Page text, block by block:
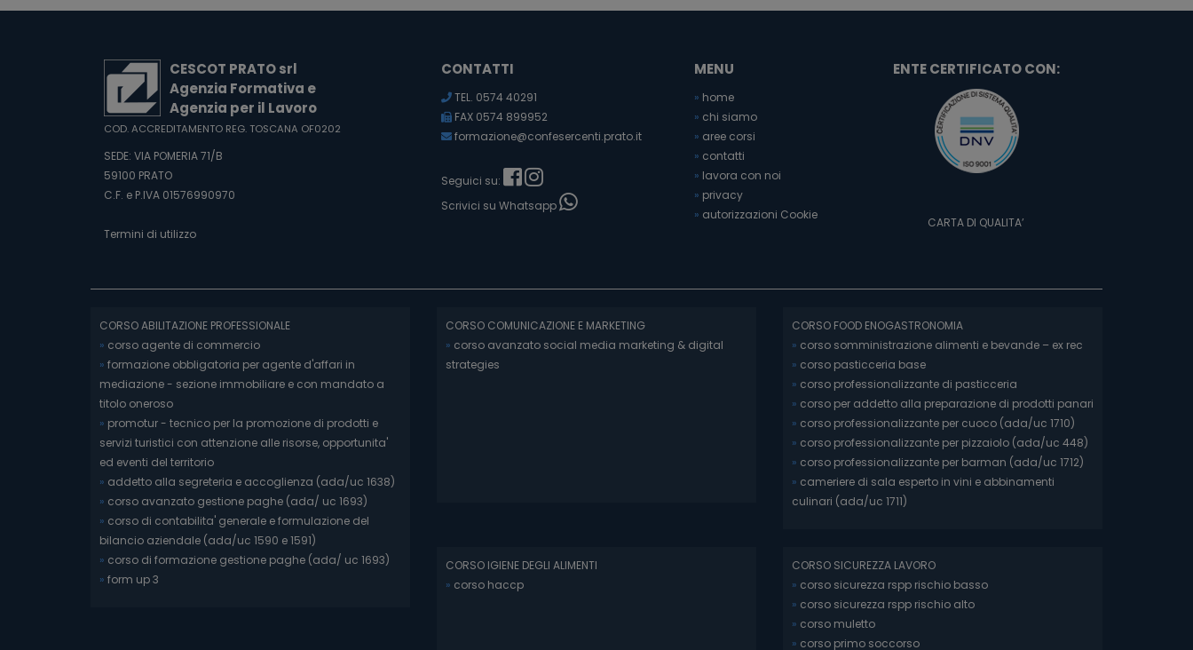
CESCOT PRATO srl
Agenzia Formativa e
Agenzia per il Lavoro
COD. ACCREDITAMENTO REG. TOSCANA OF0202
SEDE: VIA POMERIA 71/B
59100 PRATO
C.F. e P.IVA 01576990970
Termini di utilizzo
CONTATTI
TEL. 0574 40291
FAX 0574 899952
formazione@confesercenti.prato.it
Seguici su:
Scrivici su Whatsapp
MENU
» home
» chi siamo
» aree corsi
» contatti
» lavora con noi
» privacy
» autorizzazioni Cookie
ENTE CERTIFICATO CON:
CARTA DI QUALITA’
CORSO ABILITAZIONE PROFESSIONALE
» corso agente di commercio
» formazione obbligatoria per agente d'affari in
mediazione - sezione immobiliare e con mandato a
titolo oneroso
» promotur - tecnico per la promozione di prodotti e
servizi turistici con attenzione alle risorse, opportunita'
ed eventi del territorio
» addetto alla segreteria e accoglienza (ada/uc 1638)
» corso avanzato gestione paghe (ada/ uc 1693)
» corso di contabilita' generale e formulazione del
bilancio aziendale (ada/uc 1590 e 1591)
» corso di formazione gestione paghe (ada/ uc 1693)
» form up 3
CORSO COMUNICAZIONE E MARKETING
» corso avanzato social media marketing & digital
strategies
CORSO FOOD ENOGASTRONOMIA
» corso somministrazione alimenti e bevande – ex rec
» corso pasticceria base
» corso professionalizzante di pasticceria
» corso per addetto alla preparazione di prodotti panari
» corso professionalizzante per cuoco (ada/uc 1710)
» corso professionalizzante per pizzaiolo (ada/uc 448)
» corso professionalizzante per barman (ada/uc 1712)
» cameriere di sala esperto in vini e abbinamenti
culinari (ada/uc 1711)
CORSO IGIENE DEGLI ALIMENTI
» corso haccp
CORSO SICUREZZA LAVORO
» corso sicurezza rspp rischio basso
» corso sicurezza rspp rischio alto
» corso muletto
» corso primo soccorso